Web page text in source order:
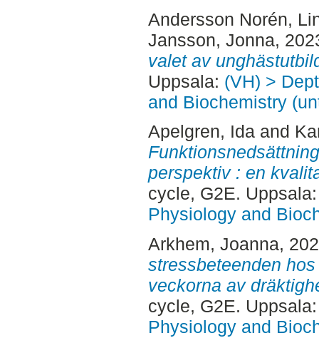
Andersson Norén,
Jansson, Jonna,
valet av
Uppsala: (VH) >
and Biochemistry
Apelgren, Idaand
perspektiv : en
cycle, G2E.
Physiology and
Arkhem, Joanna,
stressbeteenden
veckorna av
cycle, G2E.
Physiology and